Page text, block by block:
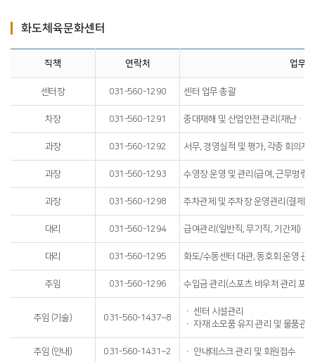
화도체육문화센터
직책 연락처 업무
센터장 031-560-1290 센터 업무 총괄
차장 031-560-1291 중대재해 및 산업안전 관리(재난·안
과장 031-560-1292 서무, 경영실적 및 평가, 각종 회의자
과장 031-560-1293 수영장 운영 및 관리(급여, 근무명령
과장 031-560-1298 주차관제 및 주차장 운영관리(결제관
대리 031-560-1294 급여관리(일반직, 무기직, 기간제)
대리 031-560-1295 화도/수동센터 대관, 동호회 운영 관
주임 031-560-1296 수입금 관리(스포츠 바우처 관리 포
주임 (기술) 031-560-1437~8
ㆍ 센터 시설관리
ㆍ 자재 소모품 유지 관리 및 물품관리
주임 (안내) 031-560-1431~2 ㆍ 안내데스크 관리 및 회원접수